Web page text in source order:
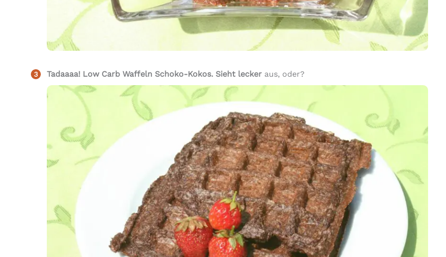
Tadaaaa! Low Carb Waffeln Schoko-Kokos. Sieht lecker aus, oder?